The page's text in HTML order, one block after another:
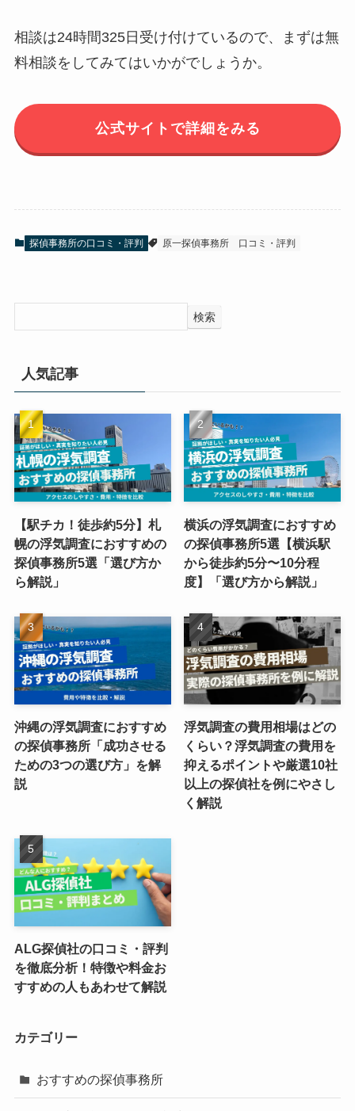
相談は24時間325日受け付けているので、まずは無
料相談をしてみてはいかがでしょうか。
公式サイトで詳細をみる
探偵事務所の口コミ・評判 原一探偵事務所 口コミ・評判
検索
人気記事
【駅チカ！徒歩約5分】札
幌の浮気調査におすすめの
探偵事務所5選「選び方か
ら解説」
横浜の浮気調査におすすめ
の探偵事務所5選【横浜駅
から徒歩約5分〜10分程
度】「選び方から解説」
沖縄の浮気調査におすすめ
の探偵事務所「成功させる
ための3つの選び方」を解
説
浮気調査の費用相場はどの
くらい？浮気調査の費用を
抑えるポイントや厳選10社
以上の探偵社を例にやさし
く解説
ALG探偵社の口コミ・評判
を徹底分析！特徴や料金お
すすめの人もあわせて解説
カテゴリー
おすすめの探偵事務所